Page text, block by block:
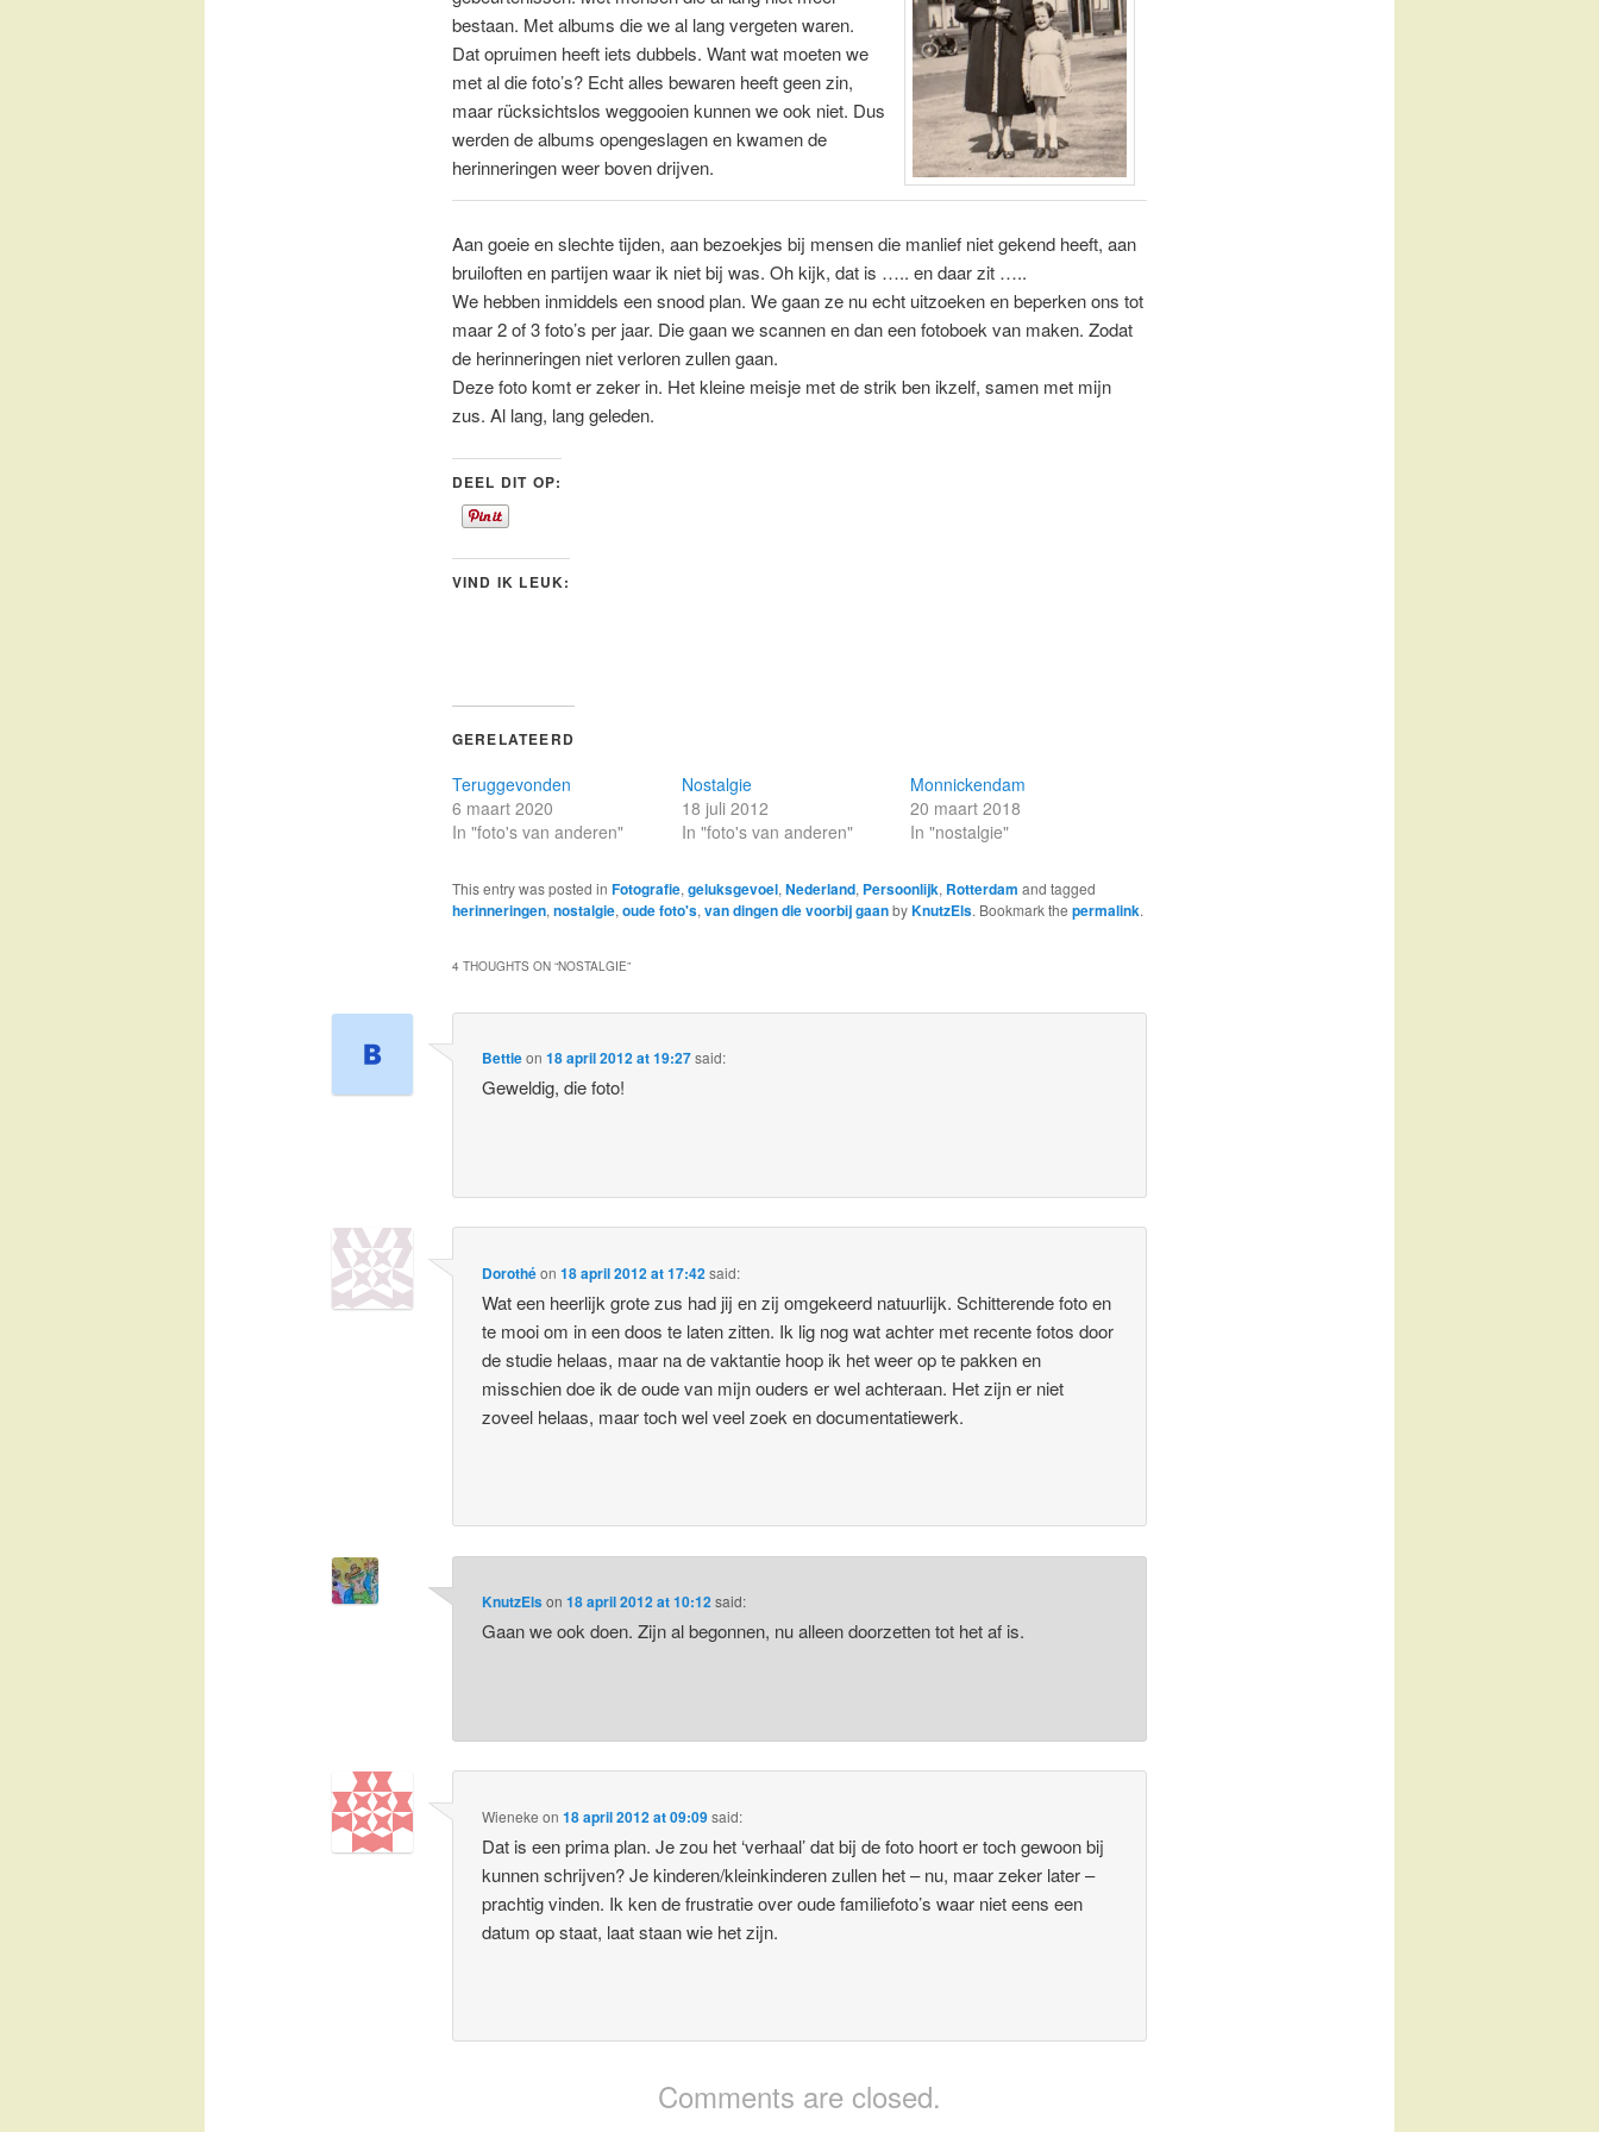
bestaan. Met albums die we al lang vergeten waren.
Dat opruimen heeft iets dubbels. Want wat moeten we
met al die foto’s? Echt alles bewaren heeft geen zin,
maar rücksichtslos weggooien kunnen we ook niet. Dus
werden de albums opengeslagen en kwamen de
herinneringen weer boven drijven.
Aan goeie en slechte tijden, aan bezoekjes bij mensen die manlief niet gekend heeft, aan
bruiloften en partijen waar ik niet bij was. Oh kijk, dat is ….. en daar zit …..
We hebben inmiddels een snood plan. We gaan ze nu echt uitzoeken en beperken ons tot
maar 2 of 3 foto’s per jaar. Die gaan we scannen en dan een fotoboek van maken. Zodat
de herinneringen niet verloren zullen gaan.
Deze foto komt er zeker in. Het kleine meisje met de strik ben ikzelf, samen met mijn
zus. Al lang, lang geleden.
DEEL DIT OP:
VIND IK LEUK:
GERELATEERD
Teruggevonden
6 maart 2020
In "foto's van anderen"
Nostalgie
18 juli 2012
In "foto's van anderen"
Monnickendam
20 maart 2018
In "nostalgie"
This entry was posted in Fotografie,geluksgevoel,Nederland, Persoonlijk, Rotterdam and tagged
herinneringen,nostalgie,oude foto's,van dingen die voorbij gaanbyKnutzEls. Bookmark the permalink.
4 THOUGHTS ON “NOSTALGIE”
Bettieon18 april 2012 at 19:27said:
Geweldig, die foto!
Dorothéon18 april 2012 at 17:42said:
Wat een heerlijk grote zus had jij en zij omgekeerd natuurlijk. Schitterende foto en
te mooi om in een doos te laten zitten. Ik lig nog wat achter met recente fotos door
de studie helaas, maar na de vaktantie hoop ik het weer op te pakken en
misschien doe ik de oude van mijn ouders er wel achteraan. Het zijn er niet
zoveel helaas, maar toch wel veel zoek en documentatiewerk.
KnutzElson18 april 2012 at 10:12said:
Gaan we ook doen. Zijn al begonnen, nu alleen doorzetten tot het af is.
Wieneke on18 april 2012 at 09:09said:
Dat is een prima plan. Je zou het ‘verhaal’ dat bij de foto hoort er toch gewoon bij
kunnen schrijven? Je kinderen/kleinkinderen zullen het – nu, maar zeker later –
prachtig vinden. Ik ken de frustratie over oude familiefoto’s waar niet eens een
datum op staat, laat staan wie het zijn.
Comments are closed.